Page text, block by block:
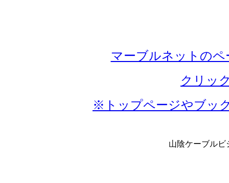
マーブルネットの
クリッ
※トップページやブッ
山陰ケーブル